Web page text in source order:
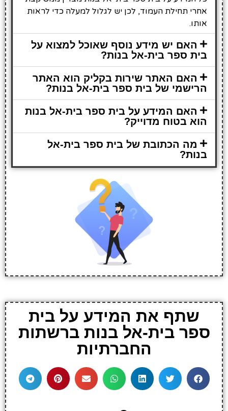
אחרי תחילת העמוד, לכן יש לגלול למעלה כדי לראות
אותו.
האם יש מידע נוסף שאוכל למצוא על
בית ספר בית-אל בנות?
האם האתר שירות בקליק הוא האתר
הרישמי של בית ספר בית-אל בנות?
האם המידע על בית ספר בית-אל בנות
הוא בטוח מדוייק?
מה הכתובת של בית ספר בית-אל
בנות?
שתף את המידע על בית
ספר בית-אל בנות ברשתות
החברתיות